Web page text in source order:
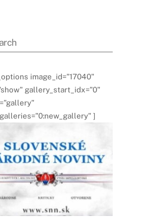
image_id="17040"
gallery_start_idx="0"
]